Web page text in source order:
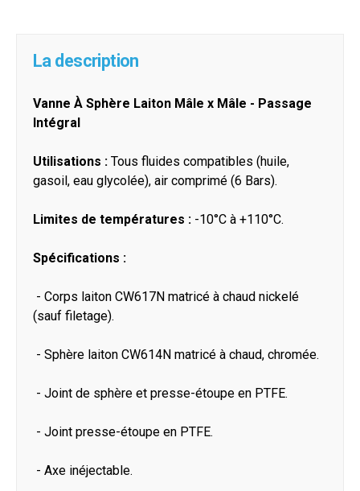
La description
Vanne À Sphère Laiton Mâle x Mâle - Passage
Intégral
Utilisations : Tous fluides compatibles (huile,
gasoil, eau glycolée), air comprimé (6 Bars).
Limites de températures : -10°C à +110°C.
Spécifications :
- Corps laiton CW617N matricé à chaud nickelé
(sauf filetage).
- Sphère laiton CW614N matricé à chaud, chromée.
- Joint de sphère et presse-étoupe en PTFE.
- Joint presse-étoupe en PTFE.
- Axe inéjectable.